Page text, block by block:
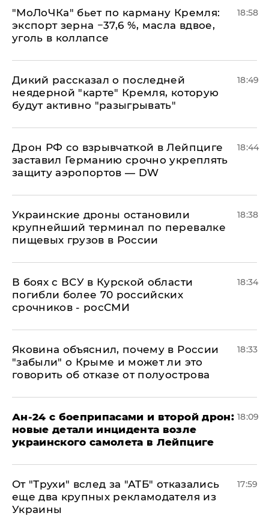
​"МоЛоЧКа" бьет по карману Кремля:
экспорт зерна −37,6 %, масла вдвое,
уголь в коллапсе
18:58
Дикий рассказал о последней
неядерной "карте" Кремля, которую
будут активно "разыгрывать"
18:49
​Дрон РФ со взрывчаткой в Лейпциге
заставил Германию срочно укреплять
защиту аэропортов — DW
18:44
Украинские дроны остановили
крупнейший терминал по перевалке
пищевых грузов в России
18:38
В боях с ВСУ в Курской области
погибли более 70 российских
срочников - росСМИ
18:34
Яковина объяснил, почему в России
"забыли" о Крыме и может ли это
говорить об отказе от полуострова
18:33
Ан-24 с боеприпасами и второй дрон:
новые детали инцидента возле
украинского самолета в Лейпциге
18:09
От "Трухи" вслед за "АТБ" отказались
еще два крупных рекламодателя из
Украины
17:59